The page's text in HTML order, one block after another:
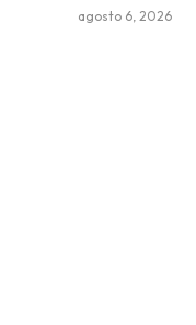
agosto 6, 2026